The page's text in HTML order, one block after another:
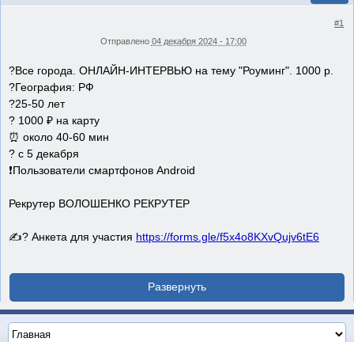
#1
Отправлено 04 декабря 2024 - 17:00
?Все города. ОНЛАЙН-ИНТЕРВЬЮ на тему "Роуминг". 1000 р.
?География: РФ
?25-50 лет
? 1000 ₽ на карту
⏰ около 40-60 мин
? с 5 декабря
❗Пользователи смартфонов Android
Рекрутер ВОЛОШЕНКО РЕКРУТЕР
✍? Анкета для участия https://forms.gle/f5x4o8KXvQujv6tE6